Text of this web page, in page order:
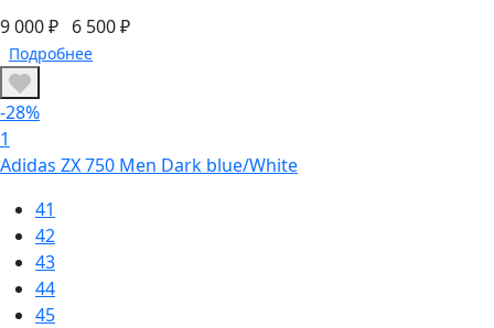
9 000 ₽ 6 500 ₽
Подробнее
-28%
1
Adidas ZX 750 Men Dark blue/White
41
42
43
44
45